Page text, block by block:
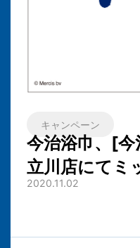
キャンペーン
今治浴巾、[
立川店にてミ
2020.11.02